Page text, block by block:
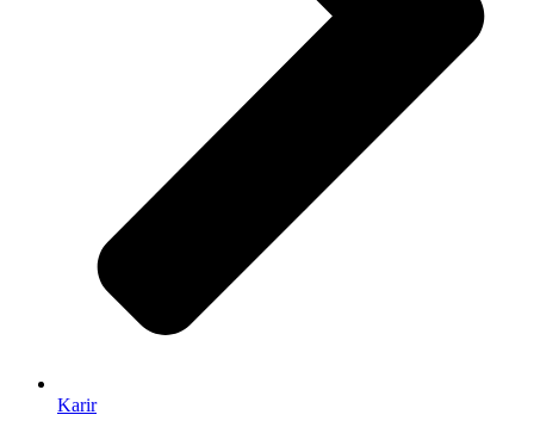
Karir